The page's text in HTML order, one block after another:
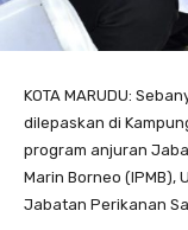
KOTA MARUDU:
dilepaskan di
program anjuran
Marin Borneo (IPMB),
Jabatan Perikanan